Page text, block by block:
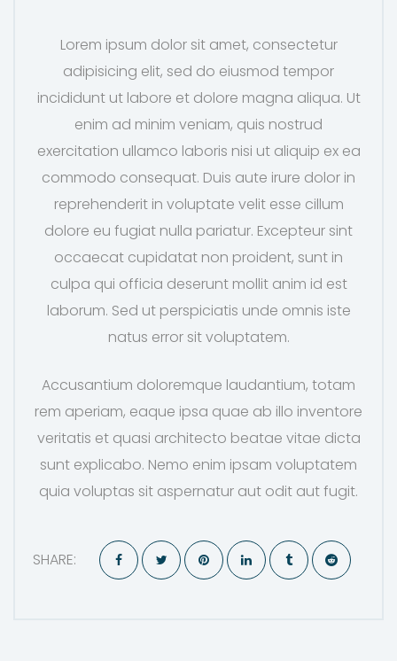
Lorem ipsum dolor sit amet, consectetur
adipisicing elit, sed do eiusmod tempor
incididunt ut labore et dolore magna aliqua. Ut
enim ad minim veniam, quis nostrud
exercitation ullamco laboris nisi ut aliquip ex ea
commodo consequat. Duis aute irure dolor in
reprehenderit in voluptate velit esse cillum
dolore eu fugiat nulla pariatur. Excepteur sint
occaecat cupidatat non proident, sunt in
culpa qui officia deserunt mollit anim id est
laborum. Sed ut perspiciatis unde omnis iste
natus error sit voluptatem.
Accusantium doloremque laudantium, totam
rem aperiam, eaque ipsa quae ab illo inventore
veritatis et quasi architecto beatae vitae dicta
sunt explicabo. Nemo enim ipsam voluptatem
quia voluptas sit aspernatur aut odit aut fugit.
SHARE: